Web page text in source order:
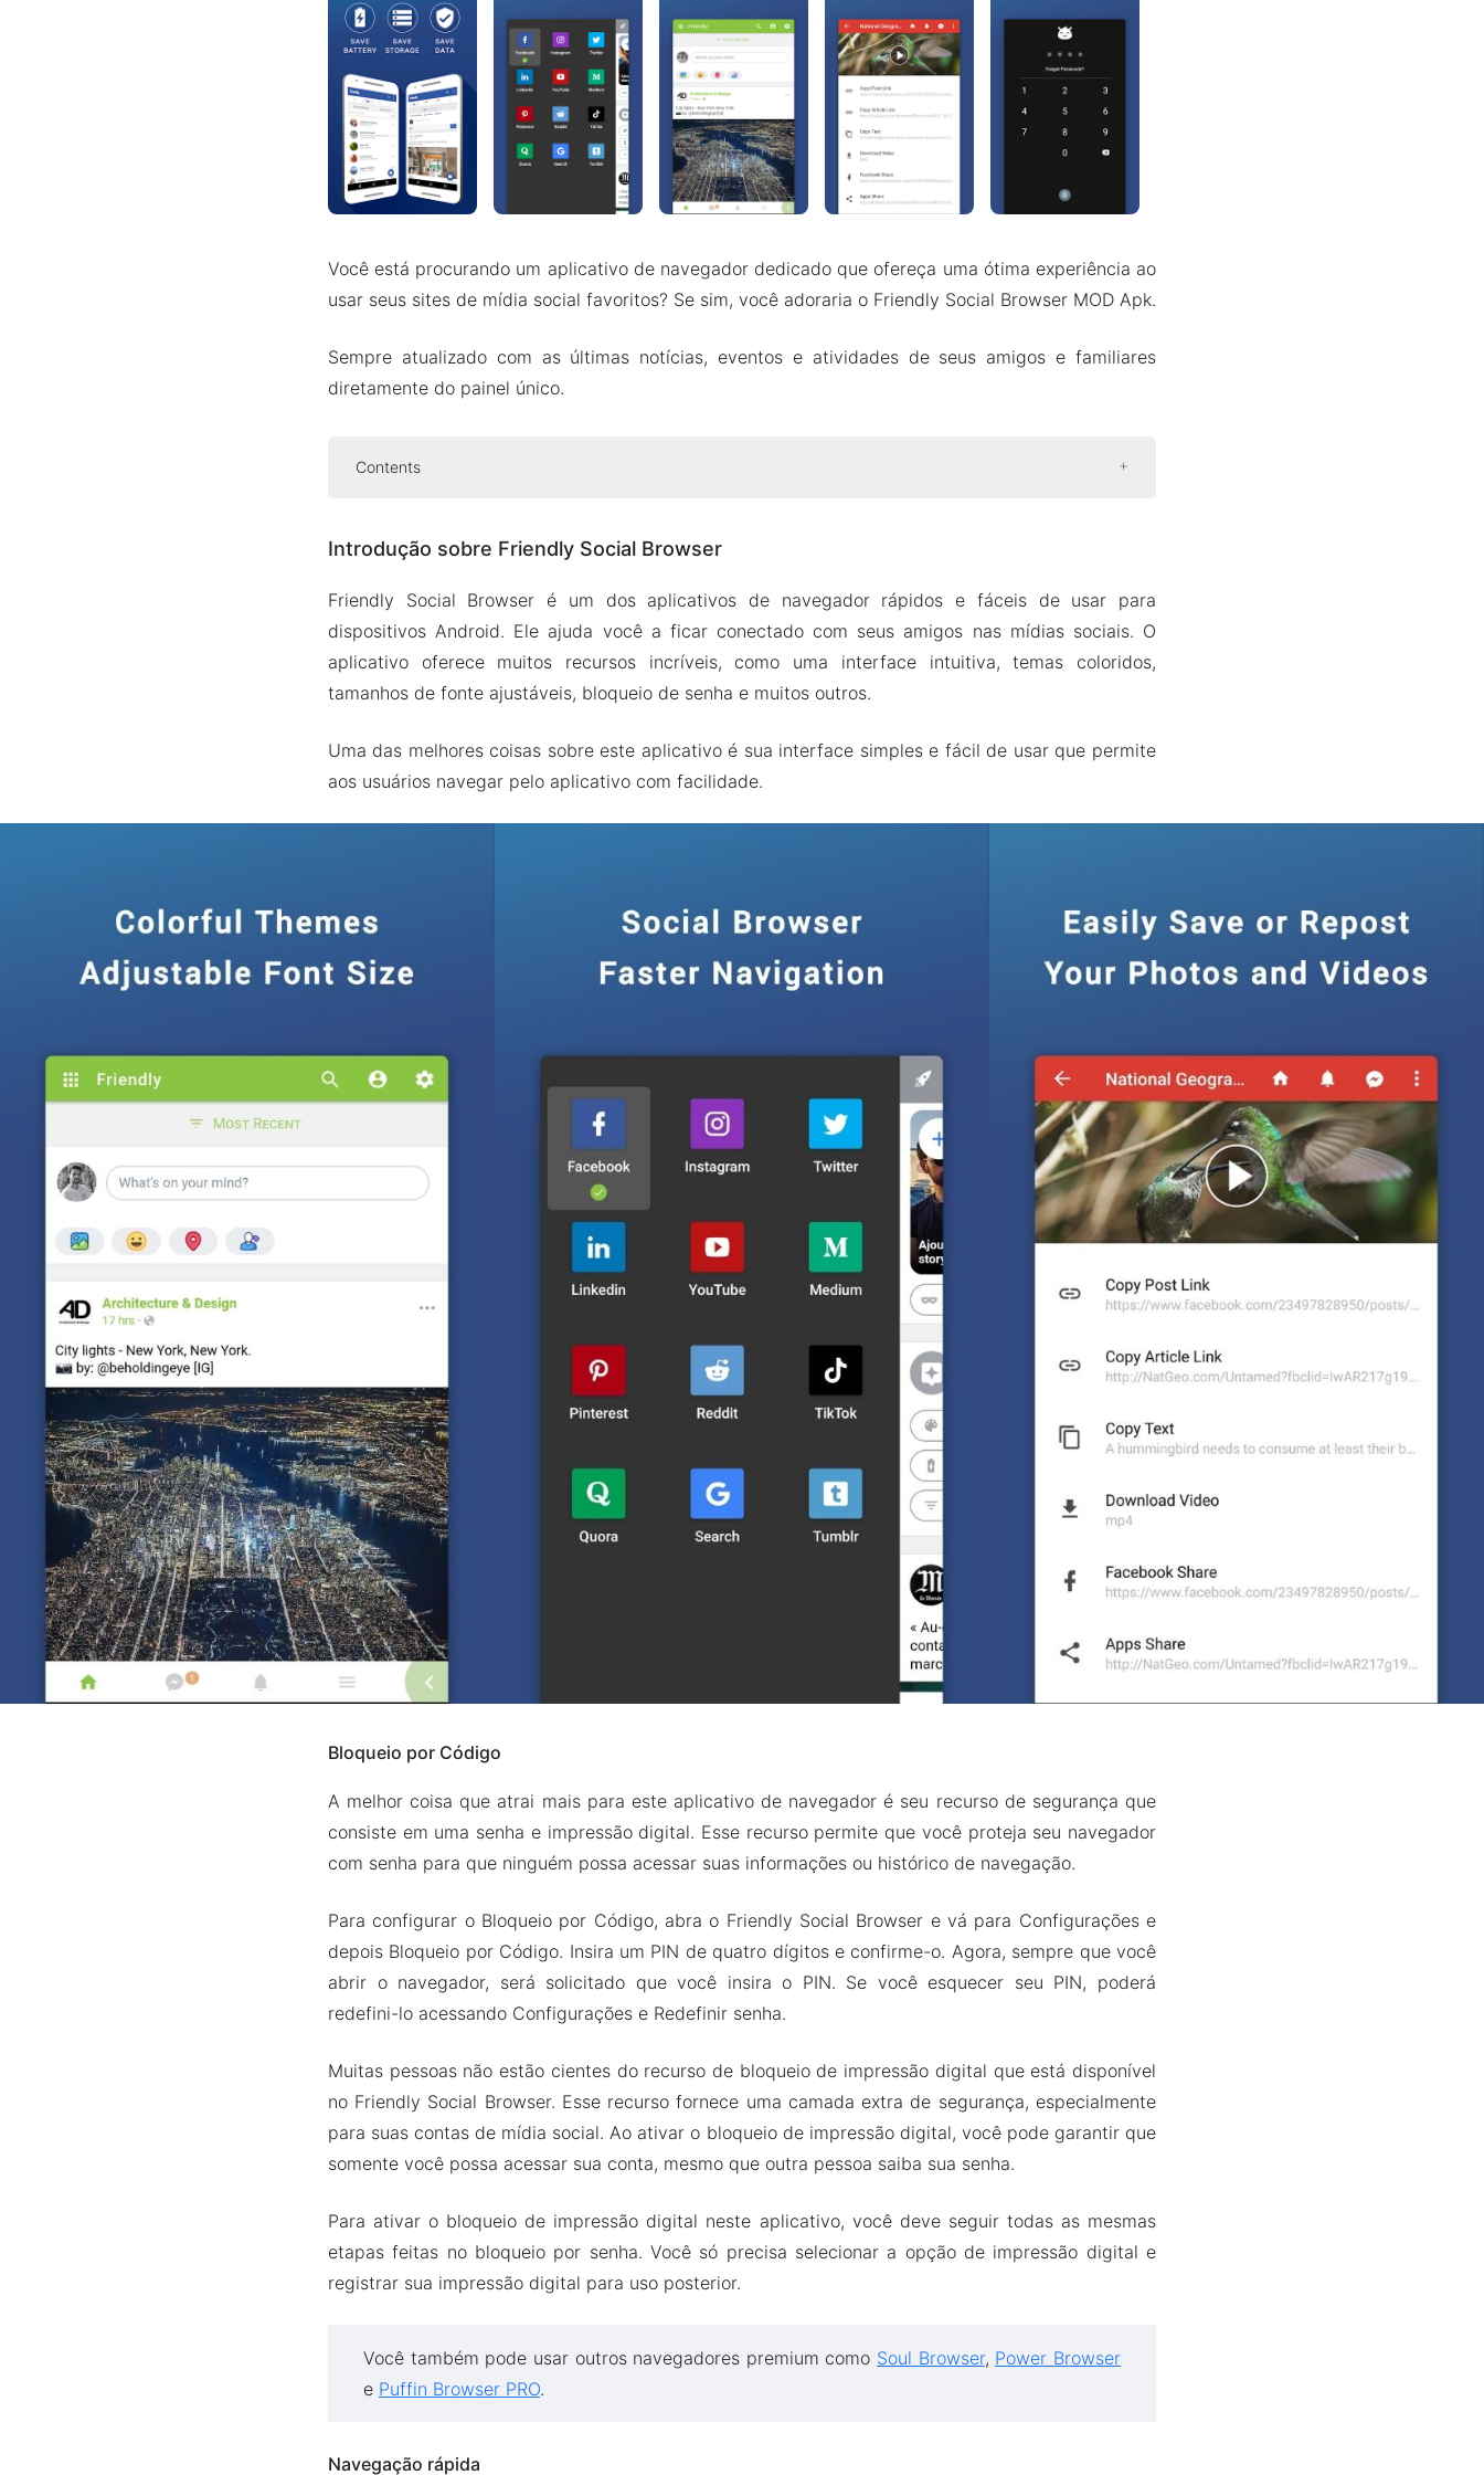
Você está procurando um aplicativo de navegador dedicado que ofereça uma ótima experiência ao
usar seus sites de mídia social favoritos? Se sim, você adoraria o Friendly Social Browser MOD Apk.
Sempre atualizado com as últimas notícias, eventos e atividades de seus amigos e familiares
diretamente do painel único.
Contents
Bloqueio por Código
Centro de Notificação
Download de vídeo
Versão Mod APK do Friendly Social Browser
Baixe o Friendly Social Browser MOD Apk para Android 2024
Introdução sobre Friendly Social Browser
Friendly Social Browser é um dos aplicativos de navegador rápidos e fáceis de usar para
dispositivos Android. Ele ajuda você a ficar conectado com seus amigos nas mídias sociais. O
aplicativo oferece muitos recursos incríveis, como uma interface intuitiva, temas coloridos,
tamanhos de fonte ajustáveis, bloqueio de senha e muitos outros.
Uma das melhores coisas sobre este aplicativo é sua interface simples e fácil de usar que permite
aos usuários navegar pelo aplicativo com facilidade.
Bloqueio por Código
A melhor coisa que atrai mais para este aplicativo de navegador é seu recurso de segurança que
consiste em uma senha e impressão digital. Esse recurso permite que você proteja seu navegador
com senha para que ninguém possa acessar suas informações ou histórico de navegação.
Para configurar o Bloqueio por Código, abra o Friendly Social Browser e vá para Configurações e
depois Bloqueio por Código. Insira um PIN de quatro dígitos e confirme-o. Agora, sempre que você
abrir o navegador, será solicitado que você insira o PIN. Se você esquecer seu PIN, poderá
redefini-lo acessando Configurações e Redefinir senha.
Muitas pessoas não estão cientes do recurso de bloqueio de impressão digital que está disponível
no Friendly Social Browser. Esse recurso fornece uma camada extra de segurança, especialmente
para suas contas de mídia social. Ao ativar o bloqueio de impressão digital, você pode garantir que
somente você possa acessar sua conta, mesmo que outra pessoa saiba sua senha.
Para ativar o bloqueio de impressão digital neste aplicativo, você deve seguir todas as mesmas
etapas feitas no bloqueio por senha. Você só precisa selecionar a opção de impressão digital e
registrar sua impressão digital para uso posterior.
Você também pode usar outros navegadores premium como Soul Browser, Power Browser
e Puffin Browser PRO.
Navegação rápida